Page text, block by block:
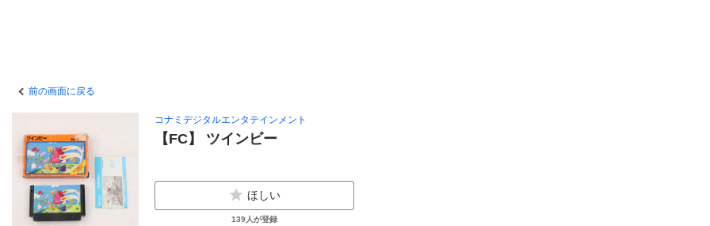
前の画面に戻る
コナミデジタルエンタテインメント
【FC】 ツインビー
ほしい
139人が登録